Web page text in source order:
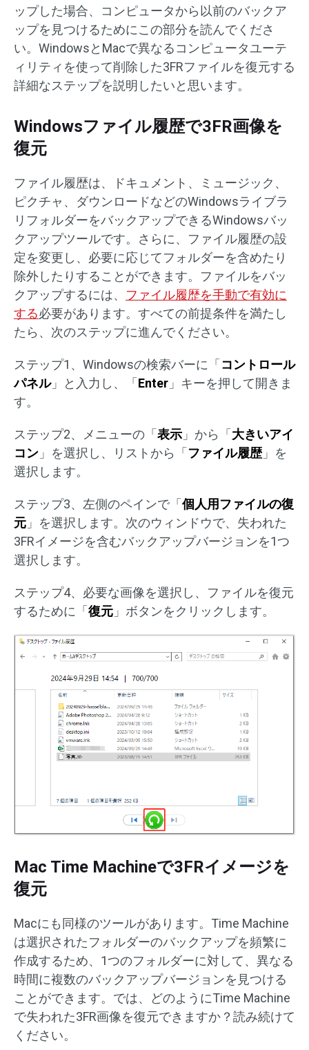
ップした場合、コンピュータから以前のバックア
ップを見つけるためにこの部分を読んでくださ
い。WindowsとMacで異なるコンピュータユーテ
ィリティを使って削除した3FRファイルを復元する
詳細なステップを説明したいと思います。
Windowsファイル履歴で3FR画像を
復元
ファイル履歴は、ドキュメント、ミュージック、
ピクチャ、ダウンロードなどのWindowsライブラ
リフォルダーをバックアップできるWindowsバッ
クアップツールです。さらに、ファイル履歴の設
定を変更し、必要に応じてフォルダーを含めたり
除外したりすることができます。ファイルをバッ
クアップするには、 ファイル履歴を手動で有効に
する必要があります。すべての前提条件を満たし
たら、次のステップに進んでください。
ステップ1、Windowsの検索バーに「コントロール
パネル」と入力し、「Enter 」キーを押して開きま
す。
ステップ2、メニューの「表示 」から「大きいアイ
コン 」を選択し、リストから「ファイル履歴 」を
選択します。
ステップ3、左側のペインで「個人用ファイルの復
元 」を選択します。次のウィンドウで、失われた
3FRイメージを含むバックアップバージョンを1つ
選択します。
ステップ4、必要な画像を選択し、ファイルを復元
するために「復元 」ボタンをクリックします。
Mac Time Machineで3FRイメージを
復元
Macにも同様のツールがあります。Time Machine
は選択されたフォルダーのバックアップを頻繁に
作成するため、1つのフォルダーに対して、異なる
時間に複数のバックアップバージョンを見つける
ことができます。では、どのようにTime Machine
で失われた3FR画像を復元できますか？読み続けて
ください。